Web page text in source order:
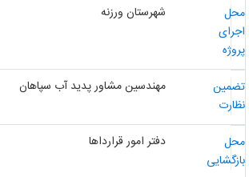
شهرستان ورزنه
مهندسین مشاور پدید آب سپاهان
دفتر امور قرارداها